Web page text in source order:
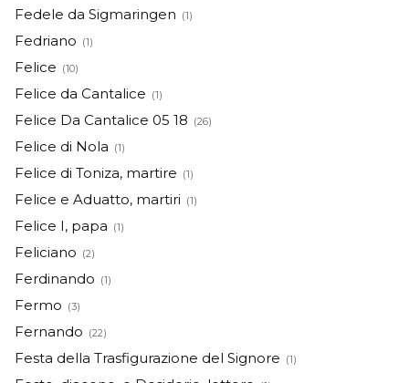
Fedele da Sigmaringen (1)
Fedriano (1)
Felice (10)
Felice da Cantalice (1)
Felice Da Cantalice 05 18 (26)
Felice di Nola (1)
Felice di Toniza, martire (1)
Felice e Aduatto, martiri (1)
Felice I, papa (1)
Feliciano (2)
Ferdinando (1)
Fermo (3)
Fernando (22)
Festa della Trasfigurazione del Signore (1)